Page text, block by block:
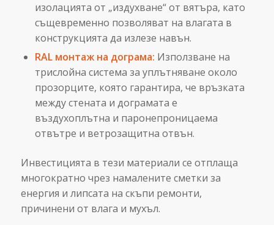
изолацията от „издухване“ от вятъра, като
същевременно позволяват на влагата в
конструкцията да излезе навън.
RAL монтаж на дограма: Използване на
трислойна система за уплътняване около
прозорците, която гарантира, че връзката
между стената и дограмата е
въздухоплътна и паронепроницаема
отвътре и ветрозащитна отвън.
Инвестицията в тези материали се отплаща
многократно чрез намалените сметки за
енергия и липсата на скъпи ремонти,
причинени от влага и мухъл.